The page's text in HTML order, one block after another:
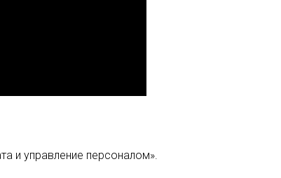
и управление персоналом».